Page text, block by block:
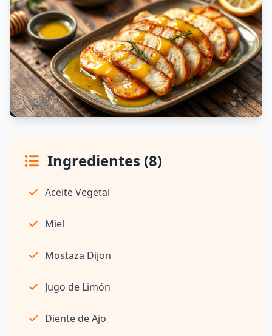
Ingredientes (8)
Aceite Vegetal
Miel
Mostaza Dijon
Jugo de Limón
Diente de Ajo